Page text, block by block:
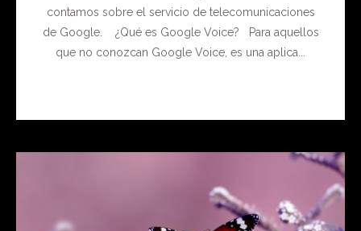
contamos sobre el servicio de telecomunicaciones
de Google. ¿Qué es Google Voice? Para aquellos
que no conozcan Google Voice, es una aplica...